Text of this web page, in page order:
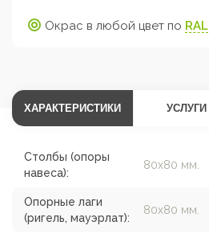
Окрас в любой цвет по RAL
ХАРАКТЕРИСТИКИ УСЛУГИ
Столбы (опоры
навеса):
80х80 мм.
Опорные лаги
(ригель, мауэрлат):
80х80 мм.